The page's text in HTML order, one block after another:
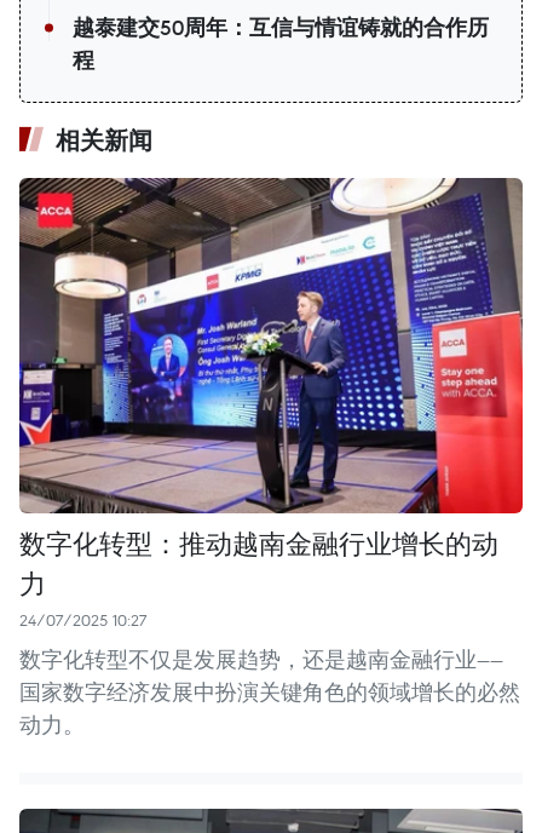
越泰建交50周年：互信与情谊铸就的合作历
程
相关新闻
数字化转型：推动越南金融行业增长的动
力
24/07/2025 10:27
数字化转型不仅是发展趋势，还是越南金融行业——
国家数字经济发展中扮演关键角色的领域增长的必然
动力。